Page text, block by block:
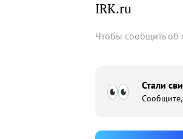
IRK.ru
Чтобы сообщить об
Стали